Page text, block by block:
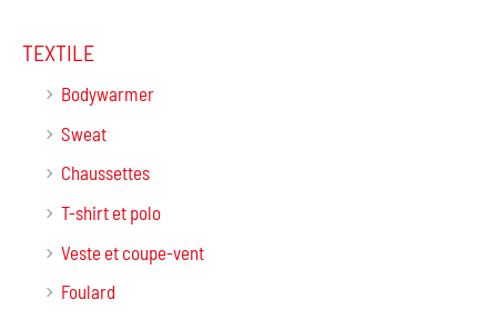
TEXTILE
Bodywarmer
Sweat
Chaussettes
T-shirt et polo
Veste et coupe-vent
Foulard